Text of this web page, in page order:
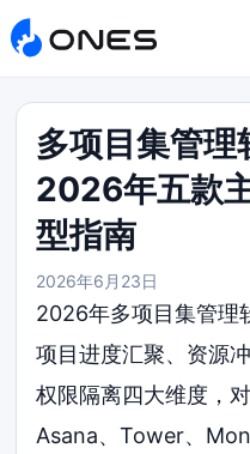
多项目集管理
2026年五款
型指南
2026年6月23日
2026年多项目集管理
项目进度汇聚、资源
权限隔离四大维度，
Asana、Tower、